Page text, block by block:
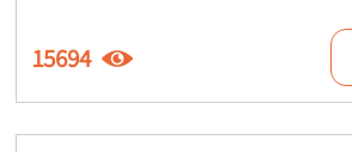
15694